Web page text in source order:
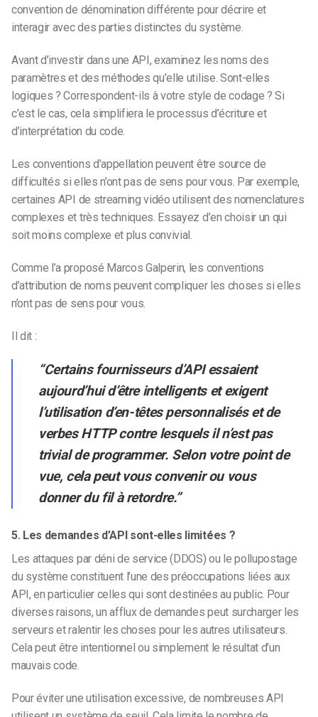
convention de dénomination différente pour décrire et
interagir avec des parties distinctes du système.
Avant d’investir dans une API, examinez les noms des
paramètres et des méthodes qu’elle utilise. Sont-elles
logiques ? Correspondent-ils à votre style de codage ? Si
c’est le cas, cela simplifiera le processus d’écriture et
d’interprétation du code.
Les conventions d’appellation peuvent être source de
difficultés si elles n’ont pas de sens pour vous. Par exemple,
certaines API de streaming vidéo utilisent des nomenclatures
complexes et très techniques. Essayez d’en choisir un qui
soit moins complexe et plus convivial.
Comme l’a proposé Marcos Galperin, les conventions
d’attribution de noms peuvent compliquer les choses si elles
n’ont pas de sens pour vous.
Il dit :
“Certains fournisseurs d’API essaient
aujourd’hui d’être intelligents et exigent
l’utilisation d’en-têtes personnalisés et de
verbes HTTP contre lesquels il n’est pas
trivial de programmer. Selon votre point de
vue, cela peut vous convenir ou vous
donner du fil à retordre.”
5. Les demandes d’API sont-elles limitées ?
Les attaques par déni de service (DDOS) ou le pollupostage
du système constituent l’une des préoccupations liées aux
API, en particulier celles qui sont destinées au public. Pour
diverses raisons, un afflux de demandes peut surcharger les
serveurs et ralentir les choses pour les autres utilisateurs.
Cela peut être intentionnel ou simplement le résultat d’un
mauvais code.
Pour éviter une utilisation excessive, de nombreuses API